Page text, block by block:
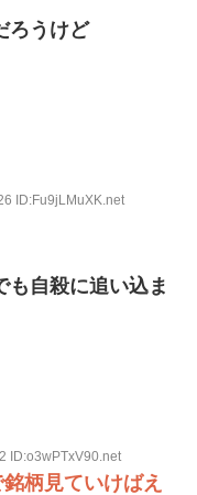
ろうけど
ID:Fu9jLMuXK.net
も自殺に追い込ま
ID:o3wPTxV90.net
柄見ていけばえ